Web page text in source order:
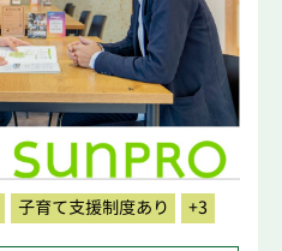
子育て支援制度あり +3